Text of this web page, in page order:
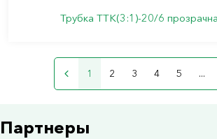
Трубка ТТК(3:1)-20/6
1 2 3 4 5 ...
Партнеры